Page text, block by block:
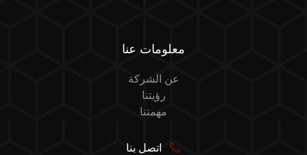
معلومات عنا
عن الشركة
رؤيتنا
مهمتنا
اتصل بنا